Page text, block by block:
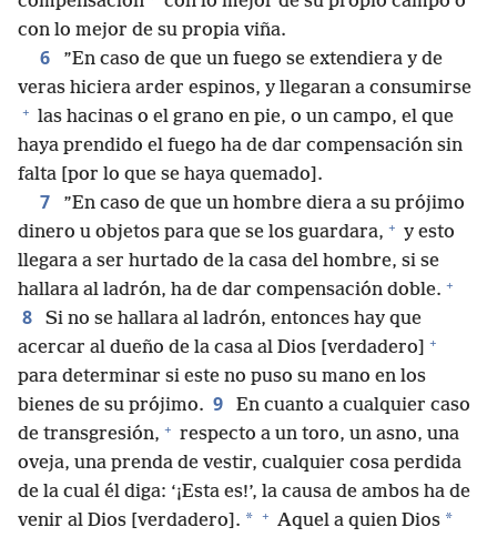
con lo mejor de su propia viña.
6
”En caso de que un fuego se extendiera y de
veras hiciera arder espinos, y llegaran a consumirse
+ las hacinas o el grano en pie, o un campo, el que
haya prendido el fuego ha de dar compensación sin
falta [por lo que se haya quemado].
7
”En caso de que un hombre diera a su prójimo
dinero u objetos para que se los guardara, + y esto
llegara a ser hurtado de la casa del hombre, si se
hallara al ladrón, ha de dar compensación doble. +
8
Si no se hallara al ladrón, entonces hay que
acercar al dueño de la casa al Dios [verdadero] +
para determinar si este no puso su mano en los
bienes de su prójimo. 9
En cuanto a cualquier caso
de transgresión, + respecto a un toro, un asno, una
oveja, una prenda de vestir, cualquier cosa perdida
de la cual él diga: ‘¡Esta es!’, la causa de ambos ha de
venir al Dios [verdadero]. * + Aquel a quien Dios *